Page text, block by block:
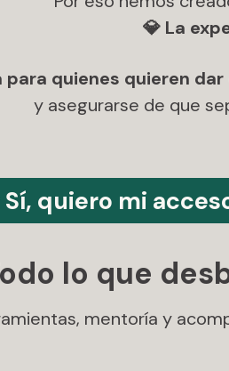
💎 La
para quienes quieren
y asegurarse de que
quiero mi
lo que
mentoría y